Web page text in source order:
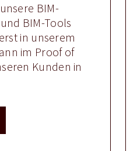
BIM-
BIM-Tools
in unserem
im Proof of
Kunden in